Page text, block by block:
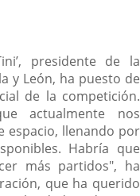
presidente de la
y León, ha puesto de
de la competición.
actualmente nos
espacio, llenando por
Habría que
más partidos", ha
que ha querido